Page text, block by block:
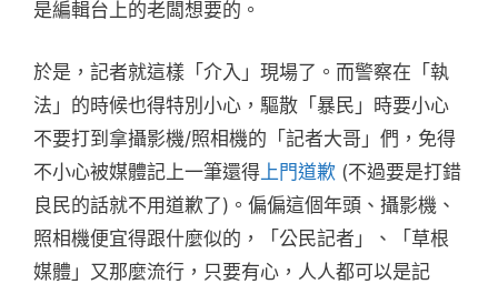
是編輯台上的老闆想要的。
於是，記者就這樣「介入」現場了。而警察在「執
法」的時候也得特別小心，驅散「暴民」時要小心
不要打到拿攝影機/照相機的「記者大哥」們，免得
不小心被媒體記上一筆還得 上門道歉 (不過要是打錯
良民的話就不用道歉了)。偏偏這個年頭、攝影機、
照相機便宜得跟什麼似的，「公民記者」、「草根
媒體」又那麼流行，只要有心，人人都可以是記